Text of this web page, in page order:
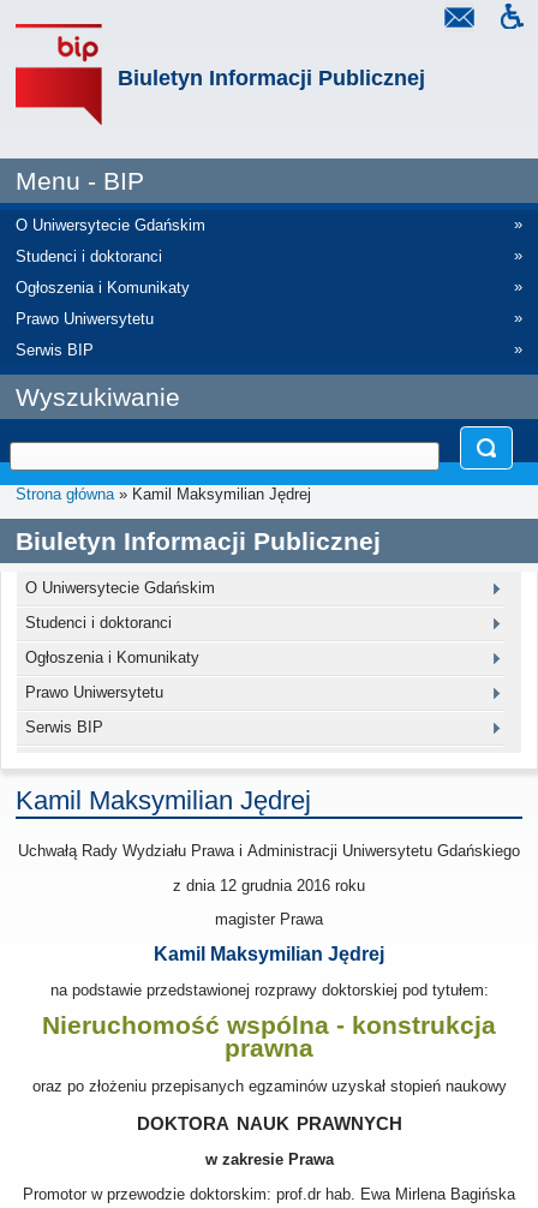
Biuletyn Informacji Publicznej
Menu - BIP
O Uniwersytecie Gdańskim
»
Studenci i doktoranci
»
Ogłoszenia i Komunikaty
»
Prawo Uniwersytetu
»
Serwis BIP
»
Wyszukiwanie
Strona główna» Kamil Maksymilian Jędrej
Biuletyn Informacji Publicznej
O Uniwersytecie Gdańskim
Studenci i doktoranci
Ogłoszenia i Komunikaty
Prawo Uniwersytetu
Serwis BIP
Kamil Maksymilian Jędrej
Uchwałą Rady Wydziału Prawa i Administracji Uniwersytetu Gdańskiego
z dnia 12 grudnia 2016 roku
magister Prawa
Kamil Maksymilian Jędrej
na podstawie przedstawionej rozprawy doktorskiej pod tytułem:
Nieruchomość wspólna - konstrukcja
prawna
oraz po złożeniu przepisanych egzaminów uzyskał stopień naukowy
doktora nauk prawnych
w zakresie Prawa
Promotor w przewodzie doktorskim: prof.dr hab. Ewa Mirlena Bagińska